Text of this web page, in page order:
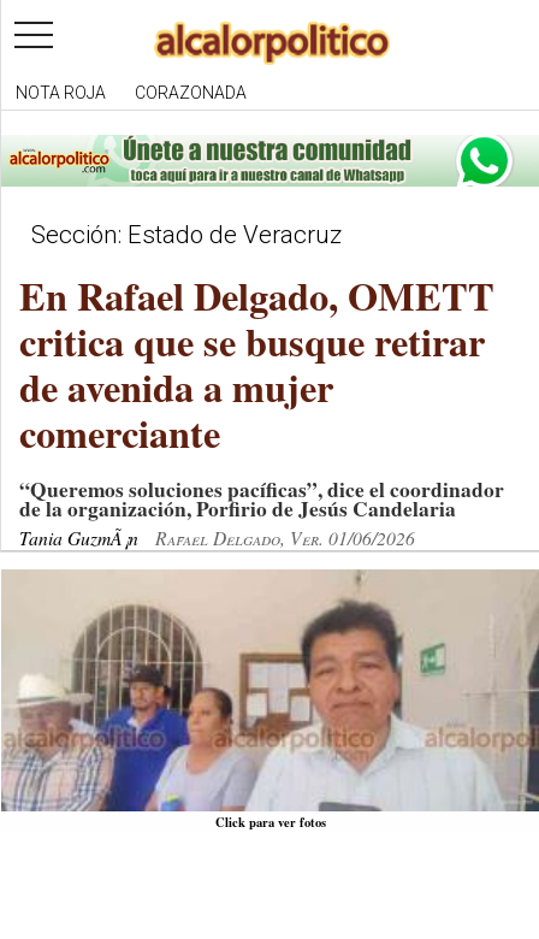
toggle
navigation
NOTA ROJA CORAZONADA
Sección: Estado de Veracruz
En Rafael Delgado, OMETT
critica que se busque retirar
de avenida a mujer
comerciante
“Queremos soluciones pacíficas”, dice el coordinador
de la organización, Porfirio de Jesús Candelaria
Tania GuzmÃ¡n Rafael Delgado, Ver. 01/06/2026
Click para ver fotos